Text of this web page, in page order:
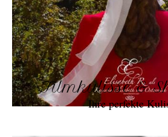
Filmkulisse &
Ihre perfekte